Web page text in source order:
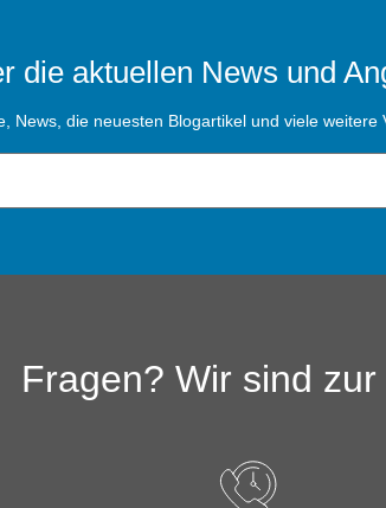
die aktuellen News und
News, die neuesten Blogartikel und viele
Fragen? Wir sind zur